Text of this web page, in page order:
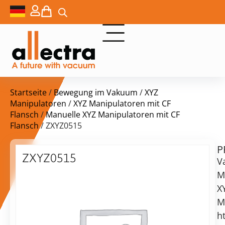
Startseite/ Bewegung im Vakuum /XYZ
Manipulatoren /XYZ Manipulatoren mit CF
Flansch /Manuelle XYZ Manipulatoren mit CF
Flansch/ ZXYZ0515
ZXYZ0515
$7.925,00